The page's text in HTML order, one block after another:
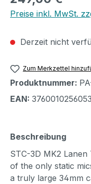
Preise inkl. MwSt.
Derzeit nicht
Zum Merkzettel
Produktnummer:
EAN: 3760010256053
Beschreibung
STC-3D MK2
of the only static
a truly large 34mm